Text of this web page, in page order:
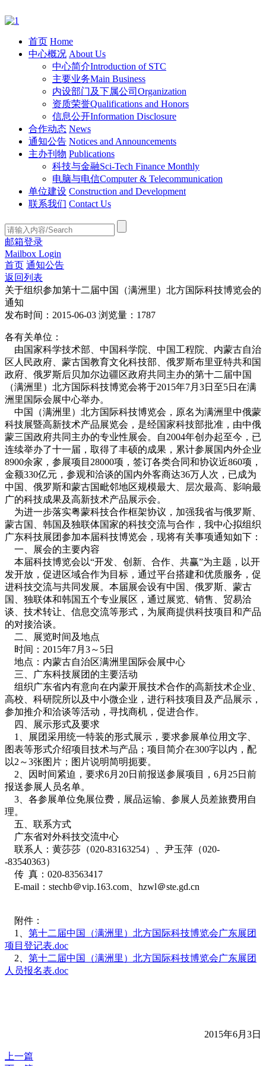
首页 Home
中心概况 About Us
中心简介Introduction of STC
主要业务Main Business
内设部门及下属公司 Organization
资质荣誉Qualifications and Honors
信息公开Information Disclosure
合作动态 News
通知公告 Notices and Announcements
主办刊物 Publications
科技与金融Sci-Tech Finance Monthly
电脑与电信Computer & Telecommunication
单位建设 Construction and Development
联系我们 Contact Us
邮箱登录
Mailbox Login
首页 通知公告
返回列表
关于组织参加第十二届中国（满洲里）北方国际科技博览会的
通知
发布时间：2015-06-03 浏览量：1787
各有关单位：
由国家科学技术部、中国科学院、中国工程院、内蒙古自治
区人民政府、蒙古国教育文化科技部、俄罗斯布里亚特共和国
政府、俄罗斯后贝加尔边疆区政府共同主办的第十二届中国
（满洲里）北方国际科技博览会将于2015年7月3日至5日在满
洲里国际会展中心举办。
中国（满洲里）北方国际科技博览会，原名为满洲里中俄蒙
科技展暨高新技术产品展览会，是经国家科技部批准，由中俄
蒙三国政府共同主办的专业性展会。自2004年创办起至今，已
连续举办了十一届，取得了丰硕的成果，累计参展国内外企业
8900余家，参展项目28000项，签订各类合同和协议近860项，
金额330亿元，参观和洽谈的国内外客商达36万人次，已成为
中国、俄罗斯和蒙古国毗邻地区规模最大、层次最高、影响最
广的科技成果及高新技术产品展示会。
为进一步落实粤蒙科技合作框架协议，加强我省与俄罗斯、
蒙古国、韩国及独联体国家的科技交流与合作，我中心拟组织
广东科技展团参加本届科技博览会，现将有关事项通知如下：
一、展会的主要内容
本届科技博览会以“开发、创新、合作、共赢”为主题，以开
发开放，促进区域合作为目标，通过平台搭建和优质服务，促
进科技交流与共同发展。本届展会设有中国、俄罗斯、蒙古
国、独联体和韩国五个专业展区，通过展览、销售、贸易洽
谈、技术转让、信息交流等形式，为展商提供科技项目和产品
的对接洽谈。
二、展览时间及地点
时间：2015年7月3～5日
地点：内蒙古自治区满洲里国际会展中心
三、广东科技展团的主要活动
组织广东省内有意向在内蒙开展技术合作的高新技术企业、
高校、科研院所以及中小微企业，进行科技项目及产品展示，
参加推介和洽谈等活动，寻找商机，促进合作。
四、展示形式及要求
1、展团采用统一特装的形式展示，要求参展单位用文字、
图表等形式介绍项目技术与产品；项目简介在300字以内，配
以2～3张图片；图片说明简明扼要。
2、因时间紧迫，要求6月20日前报送参展项目，6月25日前
报送参展人员名单。
3、各参展单位免展位费，展品运输、参展人员差旅费用自
理。
五、联系方式
广东省对外科技交流中心
联系人：黄莎莎（020-83163254）、尹玉萍（020-
-83540363）
传 真：020-83563417
E-mail：stechb＠vip.163.com、hzwl＠ste.gd.cn
附件：
1、 第十二届中国（满洲里）北方国际科技博览会广东展团
项目登记表.doc
2、 第十二届中国（满洲里）北方国际科技博览会广东展团
人员报名表.doc
2015年6月3日
上一篇